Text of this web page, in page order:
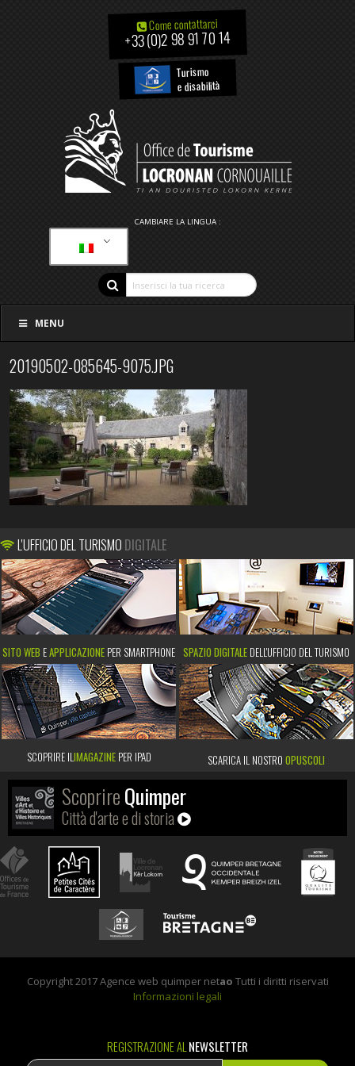
Come contattarci
+33 (0)2 98 91 70 14
Turismo
e disabilità
CAMBIARE LA LINGUA :
MENU
20190502-085645-9075.JPG
L'UFFICIO DEL TURISMO DIGITALE
SITO WEB EAPPLICAZIONE PER SMARTPHONE SPAZIO DIGITALE DELL'UFFICIO DEL TURISMO
SCOPRIRE ILIMAGAZINEPER IPAD SCARICA IL NOSTRO OPUSCOLI
ScoprireQuimper
Città d'arte e di storia
Copyright 2017 Agence web quimper netao Tutti i diritti riservati
Informazioni legali
REGISTRAZIONE AL NEWSLETTER